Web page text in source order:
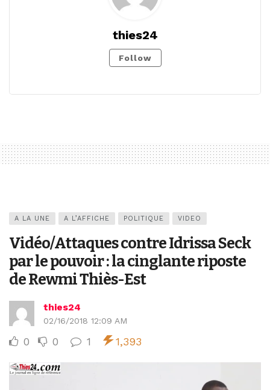
thies24
Follow
A LA UNE A L’AFFICHE POLITIQUE VIDEO
Vidéo/Attaques contre Idrissa Seck
par le pouvoir : la cinglante riposte
de Rewmi Thiès-Est
thies24
02/16/2018 12:09 AM
0 0 1 1,393